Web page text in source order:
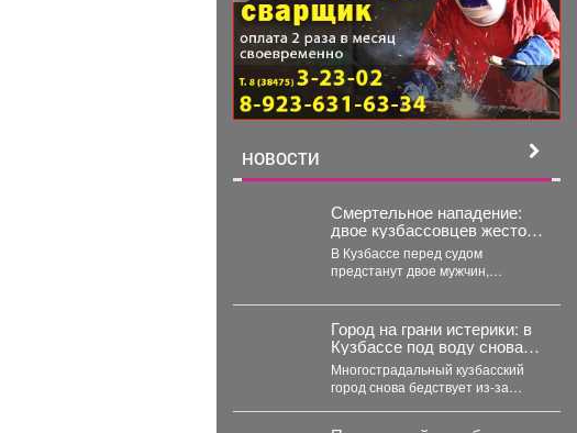
НОВОСТИ
Смертельное нападение:
двое кузбассовцев жестоко
расправились с прохожим
В Кузбассе перед судом
предстанут двое мужчин,
Мысках и жестоко...
Город на грани истерики: в
Кузбассе под воду снова
уходят дома и гаражи
Многострадальный кузбасский
город снова бедствует из-за